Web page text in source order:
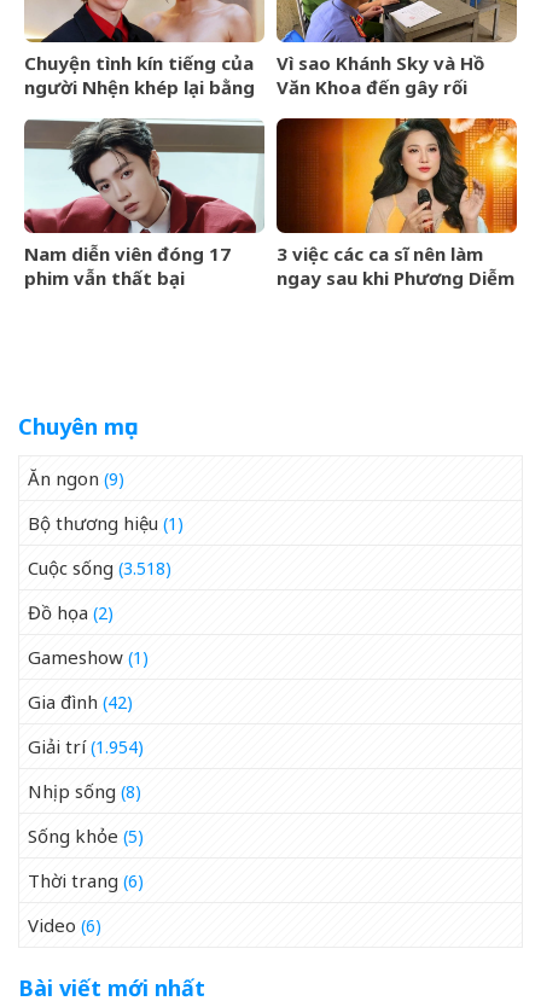
Chuyện tình kín tiếng của
người Nhện khép lại bằng
Vì sao Khánh Sky và Hồ
Văn Khoa đến gây rối
khởi tố?
Nam diễn viên đóng 17
phim vẫn thất bại
3 việc các ca sĩ nên làm
ngay sau khi Phương Diễm
Chuyên mục
Ăn ngon (9)
Bộ thương hiệu (1)
Cuộc sống (3.518)
Đồ họa (2)
Gameshow (1)
Gia đình (42)
Giải trí(1.954)
Nhịp sống (8)
Sống khỏe (5)
Thời trang (6)
Video (6)
Bài viết mới nhất